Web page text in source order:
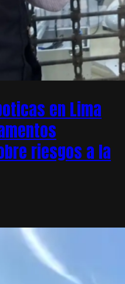
en Lima
riesgos a la